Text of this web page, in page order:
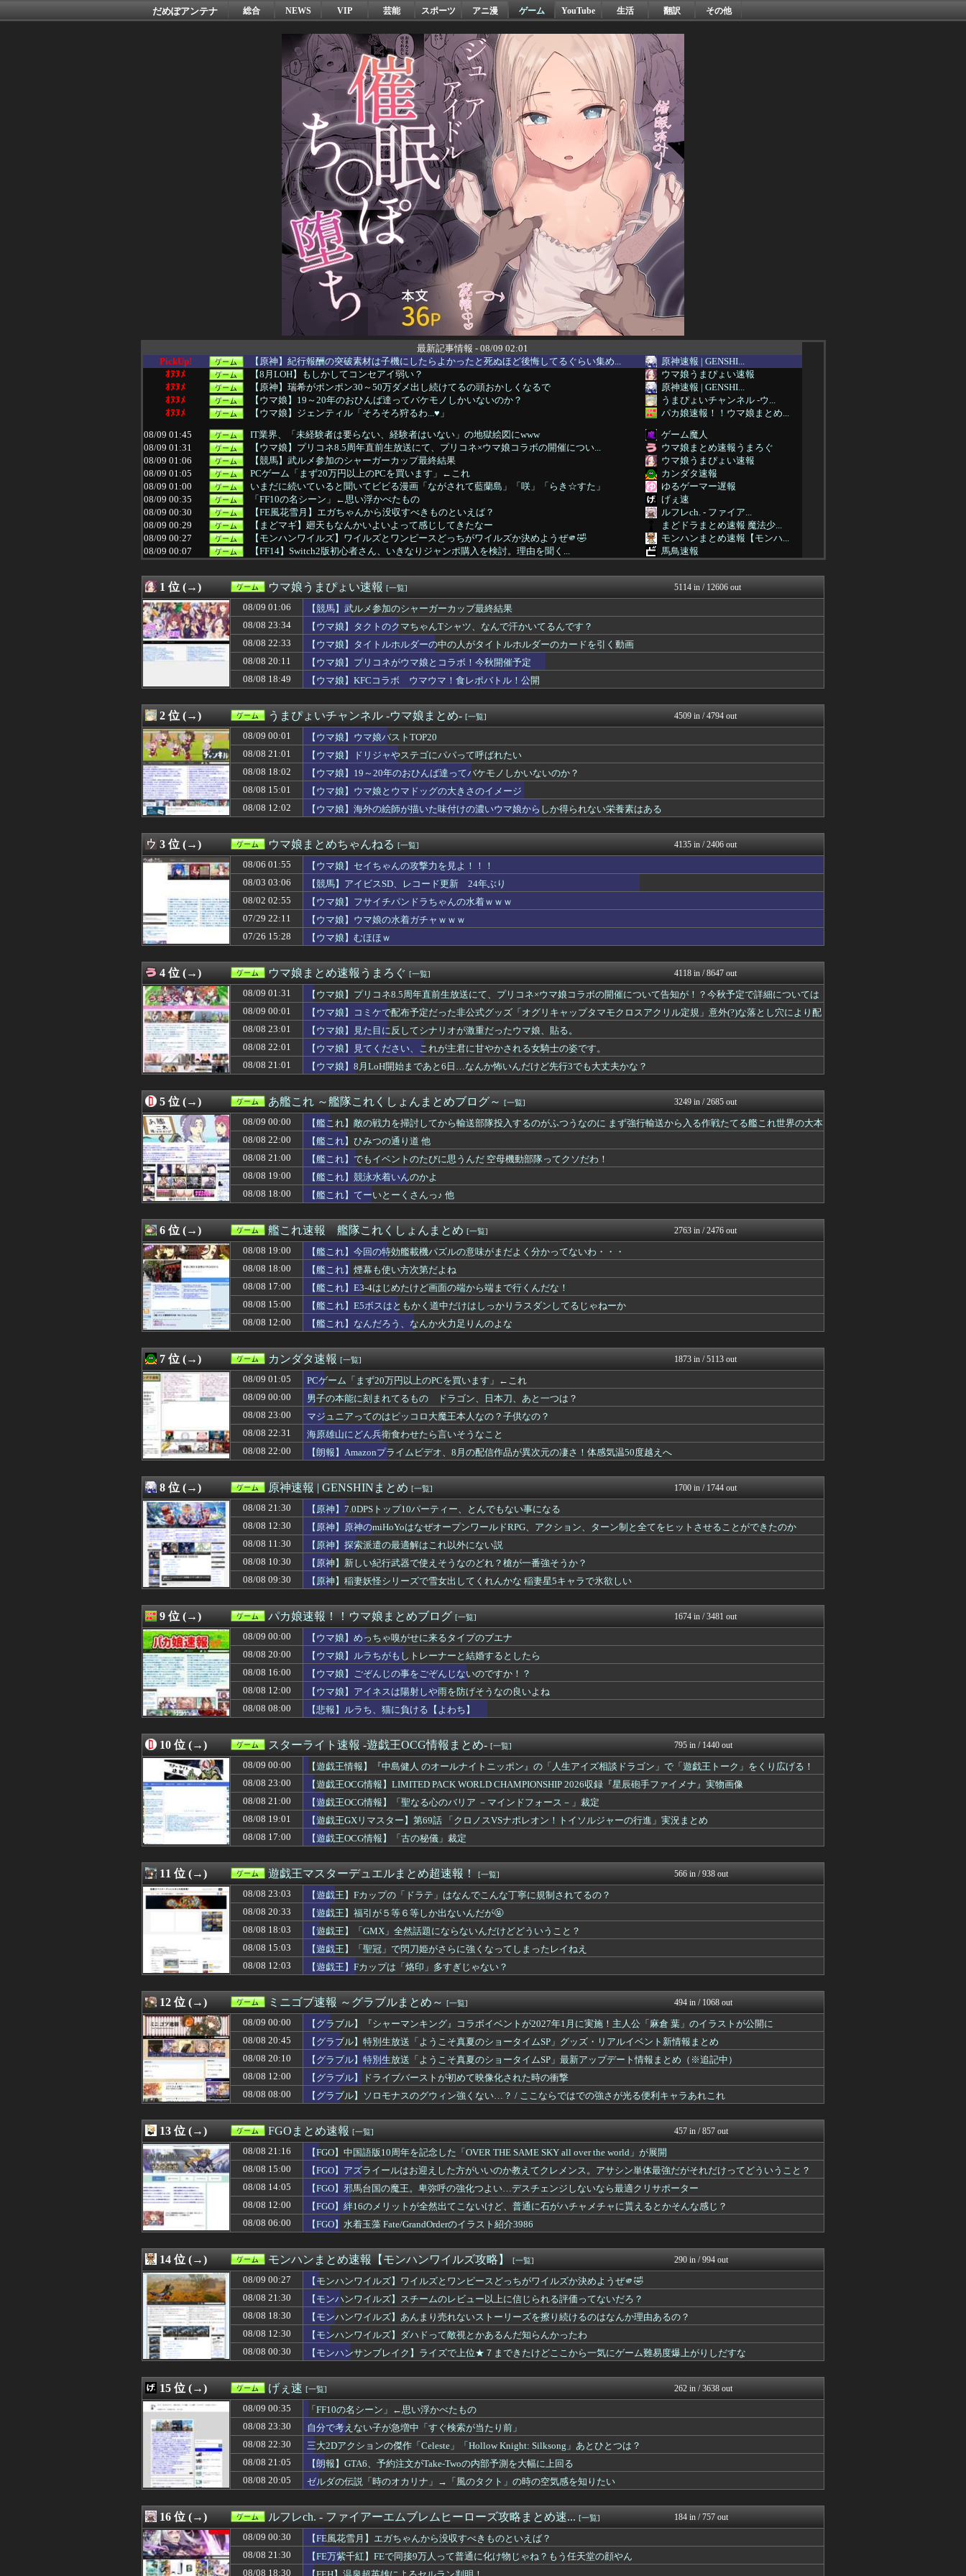
だめぽアンテナ 総合 NEWS VIP 芸能 スポーツ アニ漫 ゲーム YouTube 生活 翻訳 その他
最新記事情報 - 08/09 02:01
PickUp!
【原神】紀行報酬の突破素材は子機にしたらよかったと死ぬほど後悔してるぐらい集め...
原神速報 | GENSHI...
ｵﾇﾇﾒ
【8月LOH】もしかしてコンセアイ弱い？
ウマ娘うまぴょい速報
ｵﾇﾇﾒ
【原神】瑞希がポンポン30～50万ダメ出し続けてるの頭おかしくなるで
原神速報 | GENSHI...
ｵﾇﾇﾒ
【ウマ娘】19～20年のおひんば達ってバケモノしかいないのか？
うまぴょいチャンネル -ウ...
ｵﾇﾇﾒ
【ウマ娘】ジェンティル「そろそろ狩るわ...♥」
パカ娘速報！！ウマ娘まとめ...
08/09 01:45
IT業界、「未経験者は要らない、経験者はいない」の地獄絵図にwww
ゲーム魔人
08/09 01:31
【ウマ娘】プリコネ8.5周年直前生放送にて、プリコネ×ウマ娘コラボの開催につい...
ウマ娘まとめ速報うまろぐ
08/09 01:06
【競馬】武ルメ参加のシャーガーカップ最終結果
ウマ娘うまぴょい速報
08/09 01:05
PCゲーム「まず20万円以上のPCを買います」←これ
カンダタ速報
08/09 01:00
いまだに続いていると聞いてビビる漫画「ながされて藍蘭島」「咲」「らき☆すた」
ゆるゲーマー遅報
08/09 00:35
「FF10の名シーン」←思い浮かべたもの
げぇ速
08/09 00:30
【FE風花雪月】エガちゃんから没収すべきものといえば？
ルフレch. - ファイア...
08/09 00:29
【まどマギ】廻天もなんかいよいよって感じしてきたなー
まどドラまとめ速報 魔法少...
08/09 00:27
【モンハンワイルズ】ワイルズとワンピースどっちがワイルズか決めようぜ🫵🤣
モンハンまとめ速報【モンハ...
08/09 00:07
【FF14】Switch2版初心者さん、いきなりジャンポ購入を検討。理由を聞く...
馬鳥速報
08/09 00:01
【ウマ娘】ウマ娘バストTOP20
うまぴょいチャンネル -ウ...
08/09 00:01
【ウマ娘】コミケで配布予定だった非公式グッズ「オグリキャップタマモクロスアクリ...
ウマ娘まとめ速報うまろぐ
08/09 00:00
【悲報】EA、BioWareを閉鎖か？
08/09 00:00
お前らが思う「バカゲー」って何？
ゆるゲーマー遅報
08/09 00:00
【艦これ】敵の戦力を掃討してから輸送部隊投入するのがふつうなのに まず強行輸送...
08/09 00:00
【遊戯王情報】『中島健人 のオールナイトニッポン』の「人生アイズ相談ドラゴン」...
08/09 00:00
【グラブル】『シャーマンキング』コラボイベントが2027年1月に実施！主人公「...
ミニゴブ速報 ～グラブルま...
【ウマ娘】めっちゃ嗅がせに来るタイプのブエナ
パカ娘速報！！ウマ娘まとめ...
男子の本能に刻まれてるもの ドラゴン、日本刀、あと一つは？
08/08 23:34
【ウマ娘】タクトのクマちゃんTシャツ、なんで汗かいてるんです？
ウマ娘うまぴょい速報
08/08 23:30
自分で考えない子が急増中「すぐ検索が当たり前」
げぇ速
08/08 23:07
最強キラフロルレイド＆キラーメ、キラフロルの大量発生イベント開催中！
08/08 23:03
【遊戯王】Fカップの「ドラテ」はなんでこんな丁寧に規制されてるの？
遊戯王マスターデュエルまと...
08/08 23:02
『ソニーが嫌い』←まあわかる『ソニー信者が嫌い』←まあわかる『任天堂信者が嫌い...
08/08 23:01
【ウマ娘】見た目に反してシナリオが激重だったウマ娘、貼る。
08/08 23:00
ロキソニン「どんな痛みも治しちゃいますw」←現代のエリクサーやろ…
ゆるゲーマー遅報
08/08 23:00
【画像】FFおじさんの部屋が凄すぎると話題にｗｗｗｗｗｗｗｗｗ
Y速報
08/08 23:00
【城プロ】なぜ背景に夏の3人が？
城プロRE速報 -城プロR...
08/08 23:00
マジュニアってのはピッコロ大魔王本人なの？子供なの？
カンダタ速報
08/08 22:33
【ウマ娘】タイトルホルダーの中の人がタイトルホルダーのカードを引く動画
ウマ娘うまぴょい速報
08/08 22:31
海原雄山にどん兵衛食わせたら言いそうなこと
08/08 22:30
三大2Dアクションの傑作「Celeste」「Hollow Knight: Si...
げぇ速
【ウマ娘】学業が怪しいウマ娘と言えば？
08/08 22:05
【悲報】日本の盆踊り文化、キモオタに破壊されるWWW
08/08 22:02
【朗報】ソニーAAA『マーベル闘魂』、同接2.4万の大盛況ｗｗｗｗｗｗ
mutyunのゲーム+αブ...
08/08 22:01
【ウマ娘】見てください、これが主君に甘やかされる女騎士の姿です。
ウマ娘まとめ速報うまろぐ
08/08 22:00
Forbes「初代Nintendo Switch、PS2の記録更新に王手 世界...
08/08 22:00
【艦これ】ひみつの通り道 他
あ艦これ ～艦隊これくしょ...
08/08 22:00
『幻想水滸伝 スターリープ』とりあえず討伐進めればいいのかなこれ?
けおけお速報
08/08 22:00
【朗報】Amazonプライムビデオ、8月の配信作品が異次元の凄さ！体感気温50...
カンダタ速報
08/08 21:52
【FF14】Switch2版の携帯モードで絶アレキサンダー討滅戦をクリアした猛...
馬鳥速報
08/08 21:30
【原神】7.0DPSトップ10パーティー、とんでもない事になる
原神速報 | GENSHI...
08/08 21:30
【FE万紫千紅】FEで同接9万人って普通に化け物じゃね？もう任天堂の顔やん
08/08 21:30
【モンハンワイルズ】スチームのレビュー以上に信じられる評価ってないだろ？
08/08 21:30
例のダンスアニメ、ヤバすぎるｗｗｗｗｗ
カンダタ速報
08/08 21:16
【FGO】中国語版10周年を記念した「OVER THE SAME SKY al...
08/08 21:02
【悲報】PS5本体、ついにゲオのチラシから消える…
mutyunのゲーム+αブ...
08/08 21:01
【ウマ娘】ドリジャやステゴにパパって呼ばれたい
うまぴょいチャンネル -ウ...
08/08 21:01
【ウマ娘】8月LoH開始まであと6日…なんか怖いんだけど先行3でも大丈夫かな？
ウマ娘まとめ速報うまろぐ
08/08 21:00
【東方】溢れ出るお嬢様感
2ch東方スレ観測所
08/08 21:00
男主人公ってどうですか
アルセウス速報＠ポケモンま...
08/08 21:00
ガキ「世界を救います」←飽きた。おっさんにしろ
08/08 21:00
【艦これ】でもイベントのたびに思うんだ 空母機動部隊ってクソだわ！
08/08 21:00
Switch カルドセプト ザ ファースト 1,858 本
Y速報
08/08 21:00
【遊戯王OCG情報】「聖なる心のバリア －マインドフォース－」裁定
08/08 20:47
配信者「岩手とキプロス」を間違えるｗｗｗｗｗｗｗｗ
08/08 20:45
【グラブル】特別生放送「ようこそ真夏のショータイムSP」グッズ・リアルイベント...
ミニゴブ速報 ～グラブルま...
08/08 20:33
【遊戯王】福引が５等６等しか出ないんだが🤬
08/08 20:32
【朗報】Switch2版『FF14』、ロードが長くなる不具合の修正パッチを本日...
mutyunのゲーム+αブ...
08/08 20:31
【画像】YouTubeコメント欄、キレッキレ
カンダタ速報
08/08 20:25
【速報】ひろゆき、離婚へｗｗｗ
08/08 20:11
【ウマ娘】プリコネがウマ娘とコラボ！今秋開催予定
08/08 20:10
【グラブル】特別生放送「ようこそ真夏のショータイムSP」最新アップデート情報ま...
ミニゴブ速報 ～グラブルま...
08/08 20:05
ゼルダの伝説「時のオカリナ」→「風のタクト」の時の空気感を知りたい
08/08 20:01
9/17発売予定、ふたりはいつかまた逢える『空の軌跡 the 2nd』プロモー...
PlaySphere | ...
08/08 20:00
【ウマ娘】ルラちがもしトレーナーと結婚するとしたら
08/08 20:00
バンナム社長「今後は自社IP・他社IPともに現行機で遊べない名作を積極的にリマ...
08/08 20:00
『モンスターハンター ポータブル3rd』楽しかったよね
けおけお速報
08/08 19:48
【FF14】Switch版のキャラクリでアウラの角の色が変更できることが判明→...
馬鳥速報
08/08 19:32
なぜ評価が高いのか理解に苦しむゲーム
08/08 19:31
【ウマ娘】よーく見ると実はホラー…「ライトハローとイチャつくスティルトレ漫画」
08/08 19:30
モンハンワイルズさん、サンブレイクに売上逆転されるｗｗｗｗｗ
Y速報
08/08 19:09
【FF14】フォークタワー魔の塔の高速周回PT募集、侍の「ぜになげ」要求ばかり...
馬鳥速報
08/08 19:05
【悲報】価格高騰の波、次は『PC用マザーボード』か
げぇ速
08/08 19:02
【朗報】ゲーミングPCの主流はVRAM 8GBから16GBに
08/08 19:01
【遊戯王GXリマスター】第69話 「クロノスVSナポレオン！トイソルジャーの行...
08/08 19:00
【艦これ】競泳水着いんのかよ
あ艦これ ～艦隊これくしょ...
08/08 19:00
【艦これ】今回の特効艦載機パズルの意味がまだよく分かってないわ・・・
艦これ速報 艦隊これくしょ...
08/08 19:00
「スーファミのRPG」でおすすめ教えて
08/08 18:49
【ウマ娘】KFCコラボ ウマウマ！食レポバトル！公開
08/08 18:47
【画像】痛バッグを準備していた人、「こう」なる・・・・・・
スマブラ屋さん | スマブ...
08/08 18:30
【FEH】温泉超英雄によるセルラン判明！
ルフレch. - ファイア...
08/08 18:30
【モンハンワイルズ】あんまり売れないストーリーズを擦り続けるのはなんか理由ある...
モンハンまとめ速報【モンハ...
08/08 18:25
ガンダムSEEDはなぜここまでの人気シリーズとなったのか
ゲーム魔人
08/08 18:05
【悲報】サ終相次ぐスマホゲーム、倒産も急増 過去最多ペースで推移
08/08 18:03
【競馬】フォーエバーヤングが8月8日、函館に帰厩…馬体重なんと573キロ。←「...
08/08 18:03
【遊戯王】「GMX」全然話題にならないんだけどどういうこと？
遊戯王マスターデュエルまと...
08/08 18:02
【ウマ娘】19～20年のおひんば達ってバケモノしかいないのか？
08/08 18:01
ファンタジーRPG 『アスディバインノット』PS版が9/4リリース予定、プレオ...
08/08 18:00
【艦これ】煙幕も使い方次第だよね
艦これ速報 艦隊これくしょ...
08/08 18:00
”サ終”相次ぐスマホゲーム、倒産も急増 過去最多ペースで推移
Y速報
08/08 18:00
【艦これ】てーいとーくさんっ♪ 他
あ艦これ ～艦隊これくしょ...
08/08 18:00
今だからこそ『スト2』くらいシンプルな格ゲーを作って格ゲー人口を増やした方がい...
ゆるゲーマー遅報
08/08 18:00
最強のホウエン種族値
アルセウス速報＠ポケモンま...
08/08 17:42
【FF14】Switch2版FF14がヒカセンたちに大好評！「タッチ操作が快適...
馬鳥速報
08/08 17:10
【競馬】「デカすぎ」フォーエバーヤングが函館競馬場へ入厩 573キロ 矢作師「...
ウマ娘うまぴょい速報
08/08 17:05
PlayStationのキャラクターたちは、みんなで海に行くそうですよ
08/08 17:00
【艦これ】E3-4はじめたけど画面の端から端まで行くんだな！
艦これ速報 艦隊これくしょ...
08/08 17:00
【遊戯王OCG情報】「古の秘儀」裁定
スターライト速報 -遊戯王...
08/08 17:00
【艦これ】E4甲モガ切って攻略中にモガ落ちたんだけどE5甲で使うために育てる価...
あ艦これ ～艦隊これくしょ...
08/08 16:31
【ウマ娘】レース後半のこの動き、スティルの挙動がやばすぎる。
ウマ娘まとめ速報うまろぐ
08/08 16:30
『The Duskbloods』ネットワークテストに沢山のご応募をいただき誠に...
Y速報
08/08 16:30
文字が全ての鍵を握る、シン・テキストアドベンチャー『文字遊戯』PS5版が8/2...
08/08 16:25
チェンソーマン2部のこのキャラ何だったの…？ 何を伝えたいキャラだったの…？
【ウマ娘】「もう来週」 なんで今回のLOHこんな早いの
ウマ娘うまぴょい速報
【ウマ娘】水着フサパンはギャルママみあって良かったから引く
08/08 16:00
【ウマ娘】ごぞんじの事をごぞんじないのですか！？
08/08 16:00
まあ怒られたかもしれんがガマボイラーの件ではないだろう多分
08/08 15:03
【遊戯王】「聖冠」で閃刀姫がさらに強くなってしまったレイねえ
遊戯王マスターデュエルまと...
08/08 15:01
【ウマ娘】ウマ娘とウマドッグの大きさのイメージ
うまぴょいチャンネル -ウ...
08/08 15:00
ジブリ無双の最強のキャラｗｗｗｗｗｗ
Y速報
08/08 15:00
【艦これ】E5ボスはともかく道中だけはしっかりラスダンしてるじゃねーか
艦これ速報 艦隊これくしょ...
08/08 15:00
【東方】みずこわ
2ch東方スレ観測所
08/08 15:00
【FGO】アズライールはお迎えした方がいいのか教えてクレメンス。アサシン単体最...
FGOまとめ速報
08/08 15:00
【遊戯王情報】「Yu-Gi-Oh! WORLD CHAMPIONSHIP 20...
スターライト速報 -遊戯王...
08/08 14:25
【画像】週刊少年マガジン、限界突破
08/08 14:16
【FF14】海外コミュニティ「The Balance」考案のレベル100機工士...
馬鳥速報
08/08 14:10
ゴマゾウってよく見たら結構可愛くない？
アルセウス速報＠ポケモンま...
08/08 14:00
『MARVEL Tōkon: Fighting Souls』デッドプールになら...
けおけお速報
08/08 13:38
シュート選手が結婚を発表、ネモ選手とウメハラ選手が婚姻届の証人に。
チゲ速
08/08 13:30
[セガサミーHD]2027年3月期 第1四半期 決算関連資料公開。ゲーム事業は...
PlaySphere | ...
08/08 13:30
【祝】ナリタブライアン役の衣川里佳さんがご結婚！おめでとうございます！
ウマ娘うまぴょい速報
08/08 13:03
【遊戯王情報】デュエリストカードプロテクター「共通面 ゴールド (ホログラムV...
スターライト速報 -遊戯王...
08/08 13:00
【FF14】最適化対応後のSwitch2版の蘇生によるロード時間、一部のPCよ...
馬鳥速報
08/08 13:00
【艦これ】もちもちーの本気 他
あ艦これ ～艦隊これくしょ...
08/08 12:47
【衝撃】映画ちいかわのこのシーンを「領域展開」と呼んでいる・・・・・
08/08 12:30
【FEH】シーダって実は巨乳じゃなかったりすんの？
ルフレch. - ファイア...
08/08 12:30
【原神】原神のmiHoYoはなぜオープンワールドRPG、アクション、ターン制と...
原神速報 | GENSHI...
08/08 12:30
【モンハンワイルズ】ダハドって敵視とかあるんだ知らんかったわ
モンハンまとめ速報【モンハ...
08/08 12:25
「ニカニカの実」を未だに受け入れられてない奴ｗｗｗ
ゲーム魔人
08/08 12:08
【ウマ娘】ドンナと海行きてえなあ
08/08 12:03
【遊戯王】Fカップは「烙印」多すぎじゃない？
08/08 12:02
【ウマ娘】海外の絵師が描いた味付けの濃いウマ娘からしか得られない栄養素はある
うまぴょいチャンネル -ウ...
08/08 12:01
9/4発売予定『鬼武者 Way of the Sword』国内ゲームメディア先...
PlaySphere | ...
08/08 12:01
【遊戯王OCG】ドミナスパージちゃんがモンスター化！？
08/08 12:00
【グラブル】ドライブバーストが初めて映像化された時の衝撃
ミニゴブ速報 ～グラブルま...
08/08 12:00
【FGO】絆16のメリットが全然出てこないけど、普通に石がハチャメチャに貰える...
FGOまとめ速報
08/08 12:00
【まどドラ】IMAX上映ってなんなの まどドラまとめ速報 魔法少...
1 位 (→) ウマ娘うまぴょい速報 [一覧] 5114 in / 12606 out
08/09 01:06
【競馬】武ルメ参加のシャーガーカップ最終結果
08/08 23:34
【ウマ娘】タクトのクマちゃんTシャツ、なんで汗かいてるんです？
08/08 22:33
【ウマ娘】タイトルホルダーの中の人がタイトルホルダーのカードを引く動画
08/08 20:11
【ウマ娘】プリコネがウマ娘とコラボ！今秋開催予定
08/08 18:49
【ウマ娘】KFCコラボ ウマウマ！食レポバトル！公開
2 位 (→) うまぴょいチャンネル -ウマ娘まとめ- [一覧] 4509 in / 4794 out
08/09 00:01
【ウマ娘】ウマ娘バストTOP20
08/08 21:01
【ウマ娘】ドリジャやステゴにパパって呼ばれたい
08/08 18:02
【ウマ娘】19～20年のおひんば達ってバケモノしかいないのか？
08/08 15:01
【ウマ娘】ウマ娘とウマドッグの大きさのイメージ
08/08 12:02
【ウマ娘】海外の絵師が描いた味付けの濃いウマ娘からしか得られない栄養素はある
3 位 (→) ウマ娘まとめちゃんねる [一覧] 4135 in / 2406 out
08/06 01:55
【ウマ娘】セイちゃんの攻撃力を見よ！！！
08/03 03:06
【競馬】アイビスSD、レコード更新 24年ぶり
08/02 02:55
【ウマ娘】フサイチパンドラちゃんの水着ｗｗｗ
07/29 22:11
【ウマ娘】ウマ娘の水着ガチャｗｗｗ
07/26 15:28
【ウマ娘】むほほｗ
4 位 (→) ウマ娘まとめ速報うまろぐ [一覧] 4118 in / 8647 out
08/09 01:31
【ウマ娘】プリコネ8.5周年直前生放送にて、プリコネ×ウマ娘コラボの開催について告知が！？今秋予定で詳細については
後日発表とのこと。※動画リンク有
08/09 00:01
【ウマ娘】コミケで配布予定だった非公式グッズ「オグリキャップタマモクロスアクリル定規」意外(?)な落とし穴により配
布を撤回することに…
08/08 23:01
【ウマ娘】見た目に反してシナリオが激重だったウマ娘、貼る。
08/08 22:01
【ウマ娘】見てください、これが主君に甘やかされる女騎士の姿です。
08/08 21:01
【ウマ娘】8月LoH開始まであと6日…なんか怖いんだけど先行3でも大丈夫かな？
5 位 (→) あ艦これ ～艦隊これくしょんまとめブログ～ [一覧] 3249 in / 2685 out
08/09 00:00
【艦これ】敵の戦力を掃討してから輸送部隊投入するのがふつうなのに まず強行輸送から入る作戦たてる艦これ世界の大本
営どうなってるの
08/08 22:00
【艦これ】ひみつの通り道 他
08/08 21:00
【艦これ】でもイベントのたびに思うんだ 空母機動部隊ってクソだわ！
08/08 19:00
【艦これ】競泳水着いんのかよ
08/08 18:00
【艦これ】てーいとーくさんっ♪ 他
6 位 (→) 艦これ速報 艦隊これくしょんまとめ [一覧] 2763 in / 2476 out
08/08 19:00
【艦これ】今回の特効艦載機パズルの意味がまだよく分かってないわ・・・
08/08 18:00
【艦これ】煙幕も使い方次第だよね
08/08 17:00
【艦これ】E3-4はじめたけど画面の端から端まで行くんだな！
08/08 15:00
【艦これ】E5ボスはともかく道中だけはしっかりラスダンしてるじゃねーか
08/08 12:00
【艦これ】なんだろう、なんか火力足りんのよな
7 位 (→) カンダタ速報 [一覧] 1873 in / 5113 out
08/09 01:05
PCゲーム「まず20万円以上のPCを買います」←これ
08/09 00:00
男子の本能に刻まれてるもの ドラゴン、日本刀、あと一つは？
08/08 23:00
マジュニアってのはピッコロ大魔王本人なの？子供なの？
08/08 22:31
海原雄山にどん兵衛食わせたら言いそうなこと
08/08 22:00
【朗報】Amazonプライムビデオ、8月の配信作品が異次元の凄さ！体感気温50度越えへ
8 位 (→) 原神速報 | GENSHINまとめ [一覧] 1700 in / 1744 out
08/08 21:30
【原神】7.0DPSトップ10パーティー、とんでもない事になる
08/08 12:30
【原神】原神のmiHoYoはなぜオープンワールドRPG、アクション、ターン制と全てをヒットさせることができたのか
08/08 11:30
【原神】探索派遣の最適解はこれ以外にない説
08/08 10:30
【原神】新しい紀行武器で使えそうなのどれ？槍が一番強そうか？
08/08 09:30
【原神】稲妻妖怪シリーズで雪女出してくれんかな 稲妻星5キャラで氷欲しい
9 位 (→) パカ娘速報！！ウマ娘まとめブログ [一覧] 1674 in / 3481 out
08/09 00:00
【ウマ娘】めっちゃ嗅がせに来るタイプのブエナ
08/08 20:00
【ウマ娘】ルラちがもしトレーナーと結婚するとしたら
08/08 16:00
【ウマ娘】ごぞんじの事をごぞんじないのですか！？
08/08 12:00
【ウマ娘】アイネスは陽射しや雨を防げそうなの良いよね
08/08 08:00
【悲報】ルラち、猫に負ける【よわち】
10 位 (→) スターライト速報 -遊戯王OCG情報まとめ- [一覧] 795 in / 1440 out
08/09 00:00
【遊戯王情報】『中島健人 のオールナイトニッポン』の「人生アイズ相談ドラゴン」で「遊戯王トーク」をくり広げる！
08/08 23:00
【遊戯王OCG情報】LIMITED PACK WORLD CHAMPIONSHIP 2026収録『星辰砲手ファイメナ』実物画像
08/08 21:00
【遊戯王OCG情報】「聖なる心のバリア －マインドフォース－」裁定
08/08 19:01
【遊戯王GXリマスター】第69話 「クロノスVSナポレオン！トイソルジャーの行進」実況まとめ
08/08 17:00
【遊戯王OCG情報】「古の秘儀」裁定
11 位 (→) 遊戯王マスターデュエルまとめ超速報！ [一覧] 566 in / 938 out
08/08 23:03
【遊戯王】Fカップの「ドラテ」はなんでこんな丁寧に規制されてるの？
08/08 20:33
【遊戯王】福引が５等６等しか出ないんだが🤬
08/08 18:03
【遊戯王】「GMX」全然話題にならないんだけどどういうこと？
08/08 15:03
【遊戯王】「聖冠」で閃刀姫がさらに強くなってしまったレイねえ
08/08 12:03
【遊戯王】Fカップは「烙印」多すぎじゃない？
12 位 (→) ミニゴブ速報 ～グラブルまとめ～ [一覧] 494 in / 1068 out
08/09 00:00
【グラブル】『シャーマンキング』コラボイベントが2027年1月に実施！主人公「麻倉 葉」のイラストが公開に
08/08 20:45
【グラブル】特別生放送「ようこそ真夏のショータイムSP」グッズ・リアルイベント新情報まとめ
08/08 20:10
【グラブル】特別生放送「ようこそ真夏のショータイムSP」最新アップデート情報まとめ（※追記中）
08/08 12:00
【グラブル】ドライブバーストが初めて映像化された時の衝撃
08/08 08:00
【グラブル】ソロモナスのグウィン強くない…？ / ここならではでの強さが光る便利キャラあれこれ
13 位 (→) FGOまとめ速報 [一覧] 457 in / 857 out
08/08 21:16
【FGO】中国語版10周年を記念した「OVER THE SAME SKY all over the world」が展開
08/08 15:00
【FGO】アズライールはお迎えした方がいいのか教えてクレメンス。アサシン単体最強だがそれだけってどういうこと？
08/08 14:05
【FGO】邪馬台国の魔王。卑弥呼の強化つよい…デスチェンジしないなら最適クリサポーター
08/08 12:00
【FGO】絆16のメリットが全然出てこないけど、普通に石がハチャメチャに貰えるとかそんな感じ？
08/08 06:00
【FGO】水着玉藻 Fate/GrandOrderのイラスト紹介3986
14 位 (→) モンハンまとめ速報【モンハンワイルズ攻略】 [一覧] 290 in / 994 out
08/09 00:27
【モンハンワイルズ】ワイルズとワンピースどっちがワイルズか決めようぜ🫵🤣
08/08 21:30
【モンハンワイルズ】スチームのレビュー以上に信じられる評価ってないだろ？
08/08 18:30
【モンハンワイルズ】あんまり売れないストーリーズを擦り続けるのはなんか理由あるの？
08/08 12:30
【モンハンワイルズ】ダハドって敵視とかあるんだ知らんかったわ
08/08 00:30
【モンハンサンブレイク】ライズで上位★７まできたけどここから一気にゲーム難易度爆上がりしだすな
15 位 (→) げぇ速 [一覧] 262 in / 3638 out
08/09 00:35
「FF10の名シーン」←思い浮かべたもの
08/08 23:30
自分で考えない子が急増中「すぐ検索が当たり前」
08/08 22:30
三大2Dアクションの傑作「Celeste」「Hollow Knight: Silksong」あとひとつは？
08/08 21:05
【朗報】GTA6、予約注文がTake-Twoの内部予測を大幅に上回る
08/08 20:05
ゼルダの伝説「時のオカリナ」→「風のタクト」の時の空気感を知りたい
16 位 (→) ルフレch. - ファイアーエムブレムヒーローズ攻略まとめ速... [一覧] 184 in / 757 out
08/09 00:30
【FE風花雪月】エガちゃんから没収すべきものといえば？
08/08 21:30
【FE万紫千紅】FEで同接9万人って普通に化け物じゃね？もう任天堂の顔やん
08/08 18:30